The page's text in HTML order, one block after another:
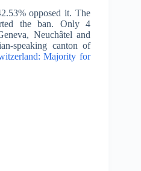
opposed it. The
the ban. Only 4
Neuchâtel and
speaking canton of
Majority for